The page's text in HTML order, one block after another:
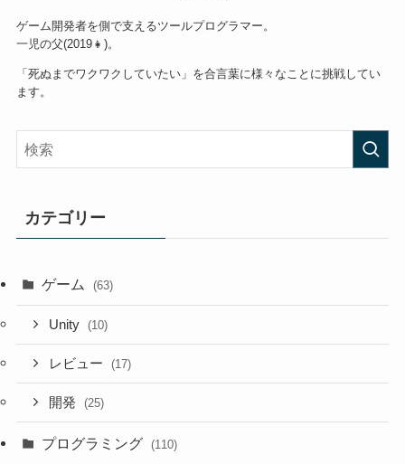
ゲーム開発者を側で支えるツールプログラマー。
一児の父(2019👧)。
「死ぬまでワクワクしていたい」を合言葉に様々なことに挑戦してい
ます。
カテゴリー
ゲーム (63)
Unity (10)
レビュー (17)
開発 (25)
プログラミング (110)